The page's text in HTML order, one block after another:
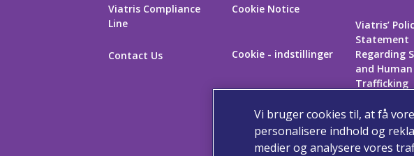
Viatris Compliance
Line
Contact Us
Cookie Notice
Cookie - indstillinger
Viatris’
Statement
Regarding
and Human
Trafficking
Sitemap
Vi bruger cookies til, at få
personalisere indhold og
medier og analysere vores